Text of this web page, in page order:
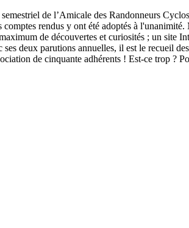
de l’Amicale des Randonneurs
rendus y ont été adoptés à
de découvertes et curiosités ; un site
deux parutions annuelles, il est le recueil
de cinquante adhérents ! Est-ce trop